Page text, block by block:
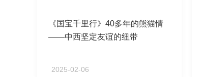
《国宝千里行》40多年的熊猫情
——中西坚定友谊的纽带
2025-02-06